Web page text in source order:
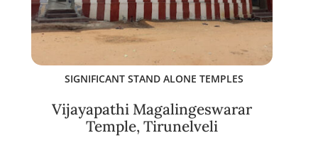
SIGNIFICANT STAND ALONE TEMPLES
Vijayapathi Magalingeswarar
Temple, Tirunelveli